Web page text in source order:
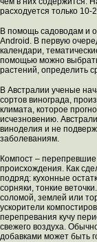
расходуется только 10-
В помощь садоводам и
Android. В первую
календари,
помощью можно
растений, определить
В Австралии ученые
сортов винограда,
климата, которое
исчезновению.
виноделия и не
заболеваниям.
Компост – перепревшие
происхождения. Как
подряд: кухонные
сорняки, тонкие
соломой, землей или
ускорители
перепревания кучу
свежего воздуха.
добавками может быть